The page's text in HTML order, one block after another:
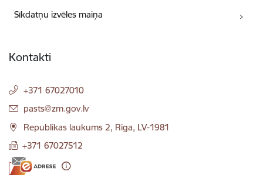
Sīkdatņu izvēles maiņa
Kontakti
+371 67027010
E-pasts:
pasts@zm.gov.lv
Republikas laukums 2, Rīga, LV-1981
+371 67027512